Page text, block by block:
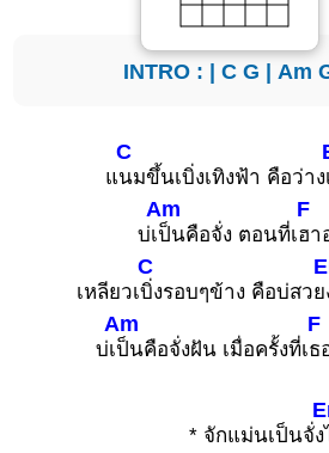
INTRO : | C G | Am
แ
C
นมขึ้นเบิ่งเทิงฟ้า คือว่าง
บ่เ
Am
ป็นคือจั่ง ตอนที่เ
F
ฮา
เหลียวเ
C
บิ่งรอบๆข้าง คือบ่สวย
บ่เ
Am
ป็นคือจั่งฝัน เมื่อครั้งที่เ
F
ธ
* จักแม่นเป็นจั่ง